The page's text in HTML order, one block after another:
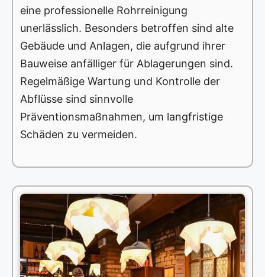
eine professionelle Rohrreinigung
unerlässlich. Besonders betroffen sind alte
Gebäude und Anlagen, die aufgrund ihrer
Bauweise anfälliger für Ablagerungen sind.
Regelmäßige Wartung und Kontrolle der
Abflüsse sind sinnvolle
Präventionsmaßnahmen, um langfristige
Schäden zu vermeiden.